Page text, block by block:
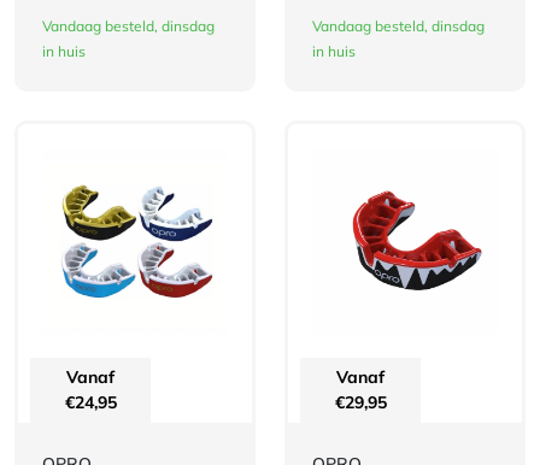
Vandaag besteld, dinsdag
in huis
Vandaag besteld, dinsdag
in huis
Vanaf
€24,95
Vanaf
€29,95